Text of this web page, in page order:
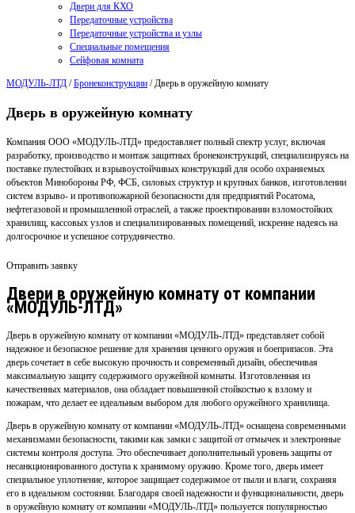
Двери для КХО
Передаточные устройства
Передаточные устройства и узлы
Специальные помещения
Сейфовая комната
МОДУЛЬ-ЛТД /Бронеконструкции /Дверь в оружейную комнату
Дверь в оружейную комнату
Компания ООО «МОДУЛЬ-ЛТД» предоставляет полный спектр услуг, включая
разработку, производство и монтаж защитных бронеконструкций, специализируясь на
поставке пулестойких и взрывоустойчивых конструкций для особо охраняемых
объектов Минобороны РФ, ФСБ, силовых структур и крупных банков, изготовлении
систем взрыво- и противопожарной безопасности для предприятий Росатома,
нефтегазовой и промышленной отраслей, а также проектировании взломостойких
хранилищ, кассовых узлов и специализированных помещений, искренне надеясь на
долгосрочное и успешное сотрудничество.
Отправить заявку
Двери в оружейную комнату от компании
«МОДУЛЬ-ЛТД»
Дверь в оружейную комнату от компании «МОДУЛЬ-ЛТД» представляет собой
надежное и безопасное решение для хранения ценного оружия и боеприпасов. Эта
дверь сочетает в себе высокую прочность и современный дизайн, обеспечивая
максимальную защиту содержимого оружейной комнаты. Изготовленная из
качественных материалов, она обладает повышенной стойкостью к взлому и
пожарам, что делает ее идеальным выбором для любого оружейного хранилища.
Дверь в оружейную комнату от компании «МОДУЛЬ-ЛТД» оснащена современными
механизмами безопасности, такими как замки с защитой от отмычек и электронные
системы контроля доступа. Это обеспечивает дополнительный уровень защиты от
несанкционированного доступа к хранимому оружию. Кроме того, дверь имеет
специальное уплотнение, которое защищает содержимое от пыли и влаги, сохраняя
его в идеальном состоянии. Благодаря своей надежности и функциональности, дверь
в оружейную комнату от компании «МОДУЛЬ-ЛТД» пользуется популярностью